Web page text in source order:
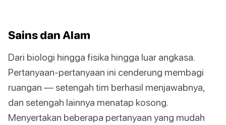
Sains dan Alam
Dari biologi hingga fisika hingga luar angkasa.
Pertanyaan-pertanyaan ini cenderung membagi
ruangan — setengah tim berhasil menjawabnya,
dan setengah lainnya menatap kosong.
Menyertakan beberapa pertanyaan yang mudah